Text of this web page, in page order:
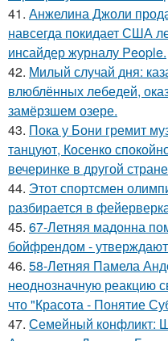
41. Анжелина Джоли
навсегда покидает США
инсайдер журналу People.
42. Милый случай дня:
влюблённых лебедей,
замёрзшем озере.
43. Пока у Бони гремит
танцуют, Косенко
вечеринке в другой
44. Этот спортсмен
разбирается в
45. 67-Летняя мадонна
бойфрендом -
46. 58-Летняя Памела
неоднозначную реакцию
что "Красота - Понятие
47. Семейный конфликт: